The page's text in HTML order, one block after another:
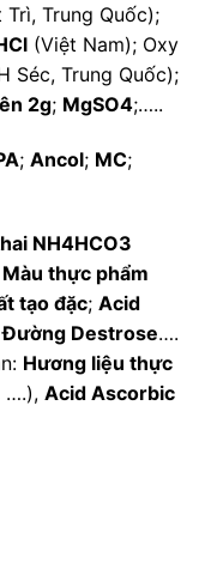
Trì, Trung Quốc);
(Việt Nam); Oxy
Séc, Trung Quốc);
2g; MgSO4;…..
; Ancol; MC;
NH4HCO3
Màu thực phẩm
tạo đặc; Acid
Đường Destrose….
Hương liệu thực
….), Acid Ascorbic